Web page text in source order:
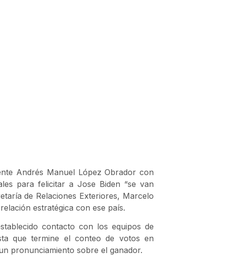
Andrés Manuel López Obrador con
para felicitar a Jose Biden “se van
de Relaciones Exteriores, Marcelo
estratégica con ese país.
contacto con los equipos de
que termine el conteo de votos en
pronunciamiento sobre el ganador.